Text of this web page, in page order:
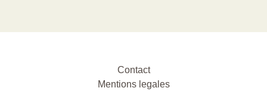
Contact
Mentions legales